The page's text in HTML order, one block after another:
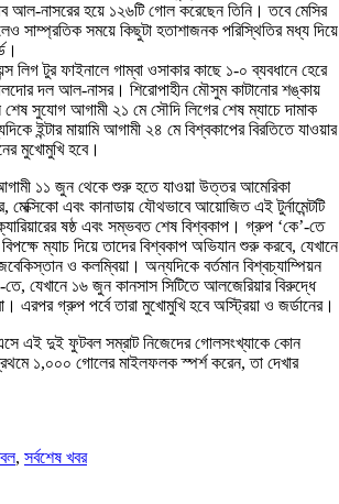
আল-নাসরের হয়ে ১২৬টি গোল করেছেন তিনি। তবে মেসির
সাম্প্রতিক সময়ে কিছুটা হতাশাজনক পরিস্থিতির মধ্য দিয়ে
লিগ টুর ফাইনালে গাম্বা ওসাকার কাছে ১-০ ব্যবধানে হেরে
দল আল-নাসর। শিরোপাহীন মৌসুম কাটানোর শঙ্কায়
সুযোগ আগামী ২১ মে সৌদি লিগের শেষ ম্যাচে দামাক
ইন্টার মায়ামি আগামী ২৪ মে বিশ্বকাপের বিরতিতে যাওয়ার
মুখোমুখি হবে।
১১ জুন থেকে শুরু হতে যাওয়া উত্তর আমেরিকা
মেক্সিকো এবং কানাডায় যৌথভাবে আয়োজিত এই টুর্নামেন্টটি
ষষ্ঠ এবং সম্ভবত শেষ বিশ্বকাপ। গ্রুপ ‘কে’-তে
ম্যাচ দিয়ে তাদের বিশ্বকাপ অভিযান শুরু করবে, যেখানে
ও কলম্বিয়া। অন্যদিকে বর্তমান বিশ্বচ্যাম্পিয়ন
তে, যেখানে ১৬ জুন কানসাস সিটিতে আলজেরিয়ার বিরুদ্ধে
এরপর গ্রুপ পর্বে তারা মুখোমুখি হবে অস্ট্রিয়া ও জর্ডানের।
এসে এই দুই ফুটবল সম্রাট নিজেদের গোলসংখ্যাকে কোন
১,০০০ গোলের মাইলফলক স্পর্শ করেন, তা দেখার
, সর্বশেষ খবর